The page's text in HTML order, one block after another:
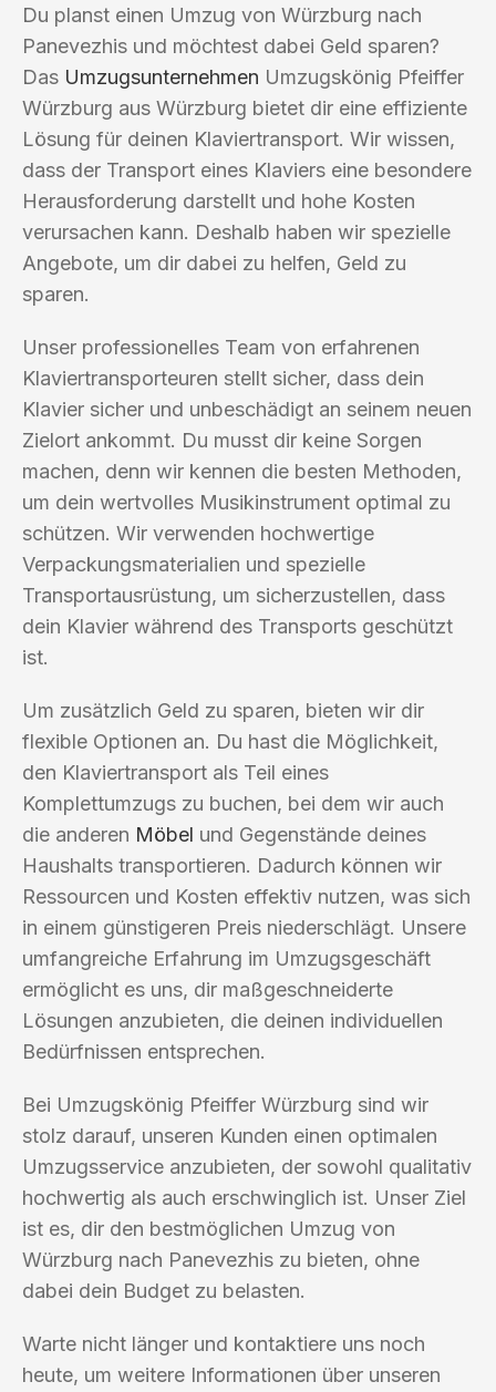
Du planst einen Umzug von Würzburg nach
Panevezhis und möchtest dabei Geld sparen?
Das Umzugsunternehmen Umzugskönig Pfeiffer
Würzburg aus Würzburg bietet dir eine effiziente
Lösung für deinen Klaviertransport. Wir wissen,
dass der Transport eines Klaviers eine besondere
Herausforderung darstellt und hohe Kosten
verursachen kann. Deshalb haben wir spezielle
Angebote, um dir dabei zu helfen, Geld zu
sparen.
Unser professionelles Team von erfahrenen
Klaviertransporteuren stellt sicher, dass dein
Klavier sicher und unbeschädigt an seinem neuen
Zielort ankommt. Du musst dir keine Sorgen
machen, denn wir kennen die besten Methoden,
um dein wertvolles Musikinstrument optimal zu
schützen. Wir verwenden hochwertige
Verpackungsmaterialien und spezielle
Transportausrüstung, um sicherzustellen, dass
dein Klavier während des Transports geschützt
ist.
Um zusätzlich Geld zu sparen, bieten wir dir
flexible Optionen an. Du hast die Möglichkeit,
den Klaviertransport als Teil eines
Komplettumzugs zu buchen, bei dem wir auch
die anderen Möbel und Gegenstände deines
Haushalts transportieren. Dadurch können wir
Ressourcen und Kosten effektiv nutzen, was sich
in einem günstigeren Preis niederschlägt. Unsere
umfangreiche Erfahrung im Umzugsgeschäft
ermöglicht es uns, dir maßgeschneiderte
Lösungen anzubieten, die deinen individuellen
Bedürfnissen entsprechen.
Bei Umzugskönig Pfeiffer Würzburg sind wir
stolz darauf, unseren Kunden einen optimalen
Umzugsservice anzubieten, der sowohl qualitativ
hochwertig als auch erschwinglich ist. Unser Ziel
ist es, dir den bestmöglichen Umzug von
Würzburg nach Panevezhis zu bieten, ohne
dabei dein Budget zu belasten.
Warte nicht länger und kontaktiere uns noch
heute, um weitere Informationen über unseren